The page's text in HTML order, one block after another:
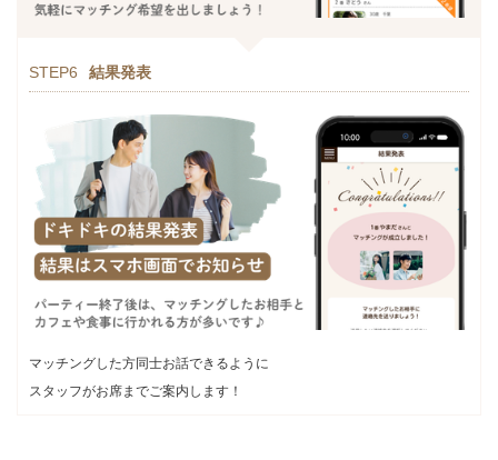
STEP6 結果発表
マッチングした方同士お話できるように
スタッフがお席までご案内します！